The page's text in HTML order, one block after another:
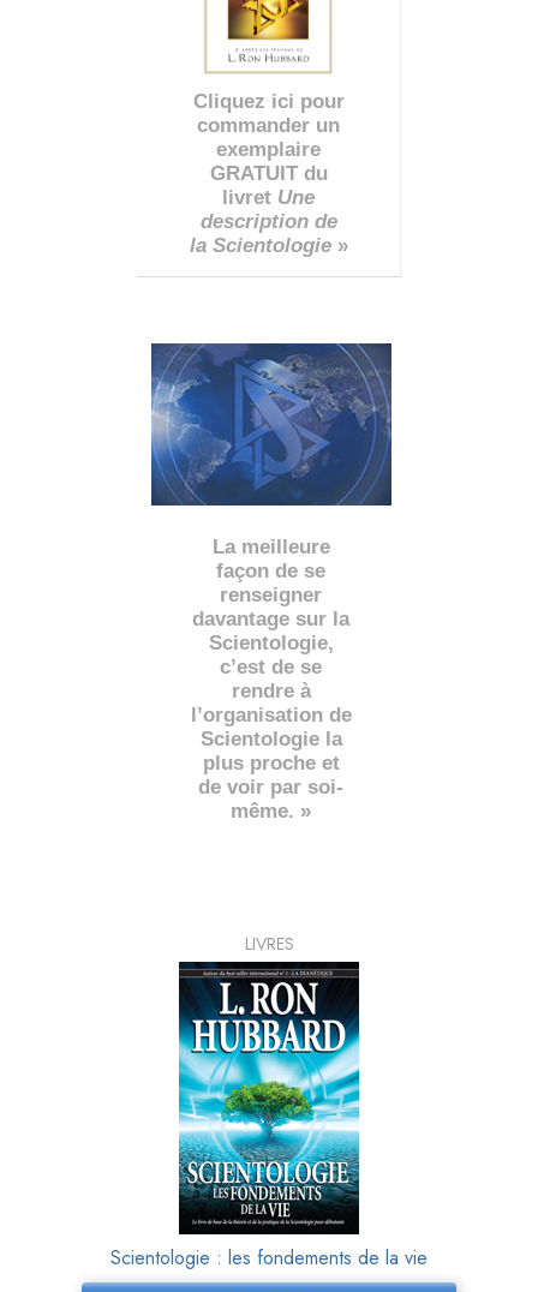
Cliquez ici pour
commander un
exemplaire
GRATUIT du
livret Une
description de
la Scientologie»
La meilleure
façon de se
renseigner
davantage sur la
Scientologie,
c’est de se
rendre à
l’organisation de
Scientologie la
plus proche et
de voir par soi-
même. »
LIVRES
Scientologie : les fondements de la vie